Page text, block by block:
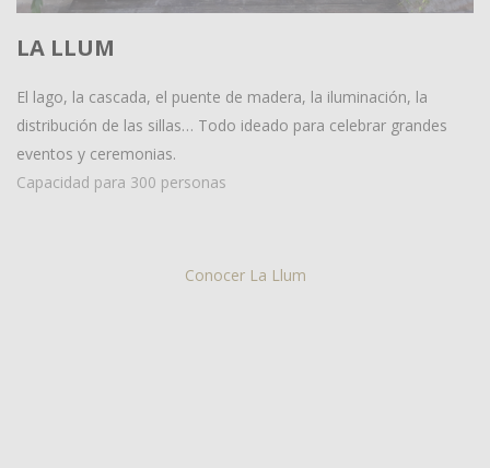
LA LLUM
El lago, la cascada, el puente de madera, la iluminación, la
distribución de las sillas… Todo ideado para celebrar grandes
eventos y ceremonias.
Capacidad para 300 personas
Conocer La Llum